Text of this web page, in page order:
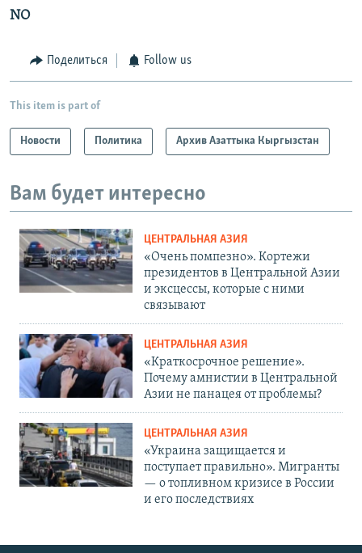
NO
Поделиться Follow us
This item is part of
Новости Политика Архив Азаттыка Кыргызстан
Вам будет интересно
ЦЕНТРАЛЬНАЯ АЗИЯ
«Очень помпезно». Кортежи
президентов в Центральной Азии
и эксцессы, которые с ними
связывают
ЦЕНТРАЛЬНАЯ АЗИЯ
«Краткосрочное решение».
Почему амнистии в Центральной
Азии не панацея от проблемы?
ЦЕНТРАЛЬНАЯ АЗИЯ
«Украина защищается и
поступает правильно». Мигранты
— о топливном кризисе в России
и его последствиях